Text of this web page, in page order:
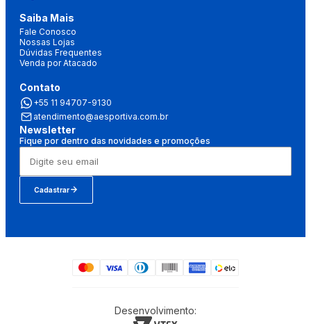
Saiba Mais
Fale Conosco
Nossas Lojas
Dúvidas Frequentes
Venda por Atacado
Contato
+55 11 94707-9130
atendimento@aesportiva.com.br
Newsletter
Fique por dentro das novidades e promoções
Cadastrar
Desenvolvimento: